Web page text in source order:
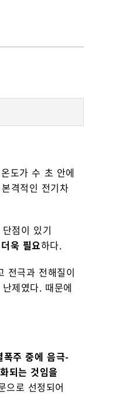
도가 수 초 안에
격적인 전기차
점이 있기
욱 필요하다.
전극과 전해질이
제였다. 때문에
폭주 중에 음극-
되는 것임을
으로 선정되어